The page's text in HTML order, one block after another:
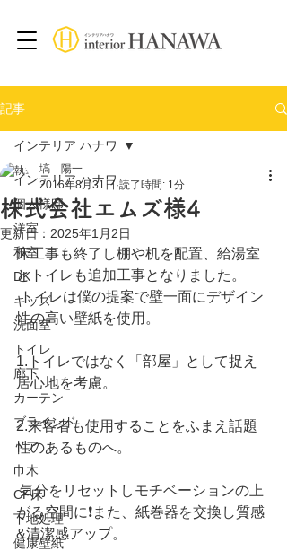
記事
インテリア ハナワ
個人様邸
洋室
和室
DK
キッズ
洗面室
トイレ
廊下
カーテン
ブラインド
ドア
巾木
CF床
下地処理
健康壁紙
インテリア ハナワ
株式会社エムズ様4
塙 陽一
2016年8月31日 読了時間: 1分
更新日： 2025年1月2日
床工事も終了し棚や机を配置、給湯室
とトイレも追加工事となりました。
トイレは僕の提案で壁一面にデザイン
性の高い壁紙を使用。
1.トイレではなく「部屋」として捉え
居心地を考慮。
2.来客者も使用することをふまえ話題
性のあるものへ。
気分をリセットしモチベーションの上
がる空間に❗️また、紙巻器を交換し質感
&清潔感アップ。